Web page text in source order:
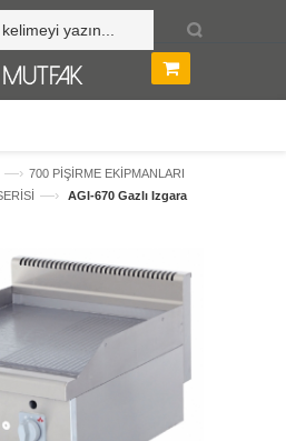
—› 700 PİŞİRME EKİPMANLARI
—›
AGI-670 Gazlı Izgara